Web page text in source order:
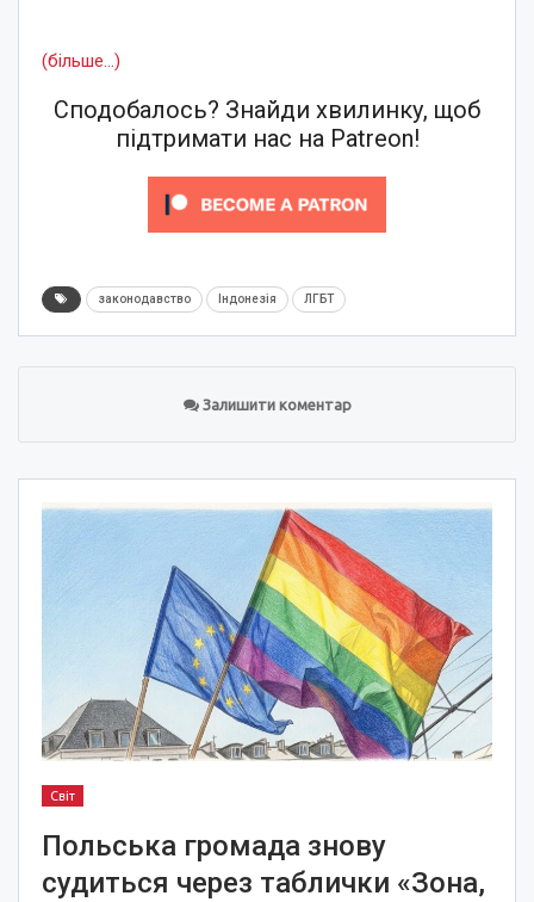
(більше…)
Сподобалось? Знайди хвилинку, щоб
підтримати нас на Patreon!
законодавство Індонезія ЛГБТ
Залишити коментар
Світ
Польська громада знову
судиться через таблички «Зона,